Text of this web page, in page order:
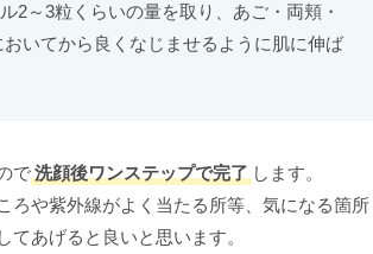
2～3粒くらいの量を取り、あご・両頬・
いてから良くなじませるように肌に伸ば
で洗顔後ワンステップで完了 します。
ろや紫外線がよく当たる所等、気になる箇所
てあげると良いと思います。